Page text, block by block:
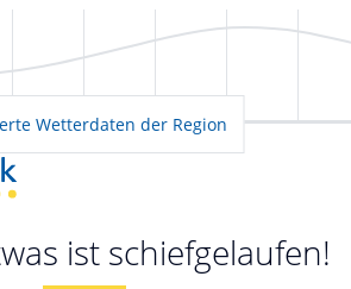
Wetterdaten der Region
ist schiefgelaufen!